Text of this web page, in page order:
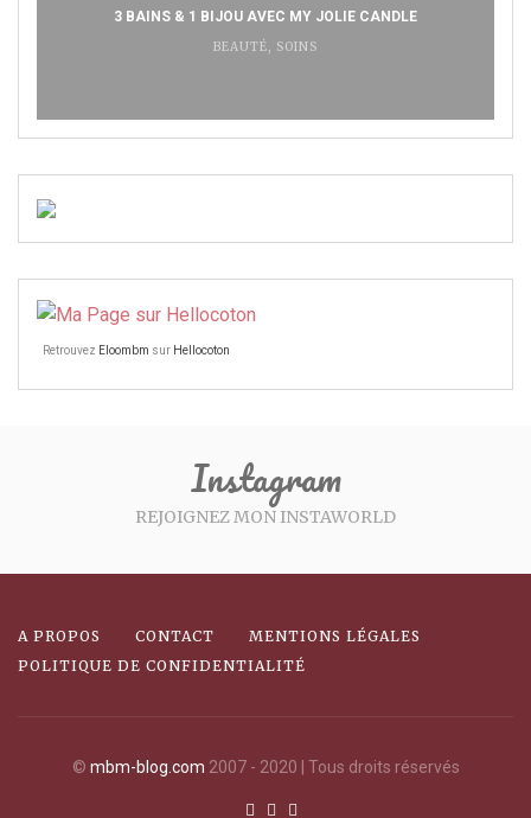
3 BAINS & 1 BIJOU AVEC MY JOLIE CANDLE
BEAUTÉ SOINS
Retrouvez Eloombm sur Hellocoton
Instagram
REJOIGNEZ MON INSTAWORLD
A PROPOS CONTACT
MENTIONS LÉGALES
POLITIQUE DE CONFIDENTIALITÉ
© mbm-blog.com 2007 - 2020 | Tous droits réservés